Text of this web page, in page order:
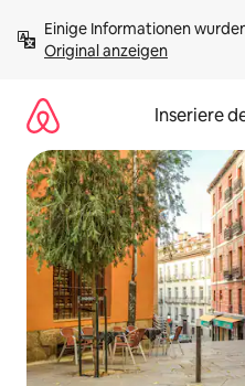
Inhalten
springenOriginal anzeigen
Inseriere